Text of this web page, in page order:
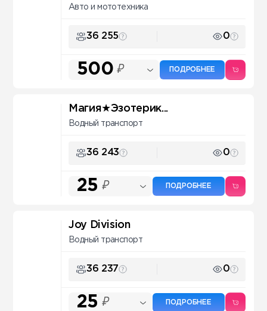
Авто и мототехника
36 255 0
500 ₽ ПОДРОБНЕЕ
Магия★Эзотерик...
Водный транспорт
36 243 0
25 ₽ ПОДРОБНЕЕ
Joy Division
Водный транспорт
36 237 0
25 ₽ ПОДРОБНЕЕ